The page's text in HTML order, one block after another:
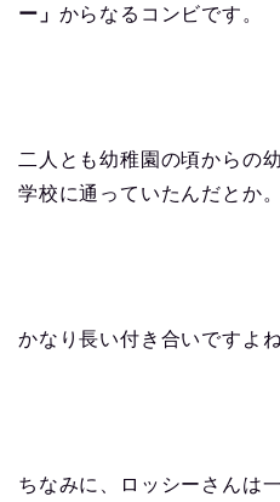
ー」 からなるコンビです。
二人とも幼稚園の頃からの
学校に通っていたんだとか。
かなり長い付き合いですよね
ちなみに、ロッシーさんは